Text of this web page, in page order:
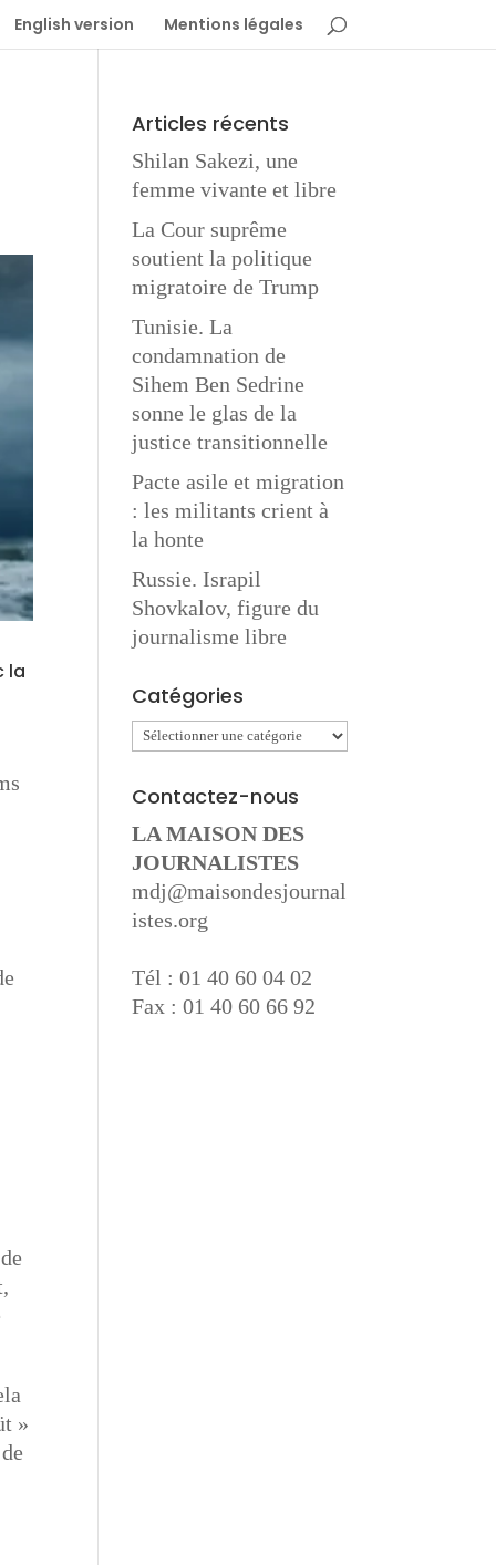
English version Mentions légales
la
»
Articles récents
Shilan Sakezi, une
femme vivante et libre
La Cour suprême
soutient la politique
migratoire de Trump
Tunisie. La
condamnation de
Sihem Ben Sedrine
sonne le glas de la
justice transitionnelle
Pacte asile et migration
: les militants crient à
la honte
Russie. Israpil
Shovkalov, figure du
journalisme libre
Catégories
Catégories
Contactez-nous
LA MAISON DES
JOURNALISTES
mdj@maisondesjournal
istes.org
Tél : 01 40 60 04 02
Fax : 01 40 60 66 92